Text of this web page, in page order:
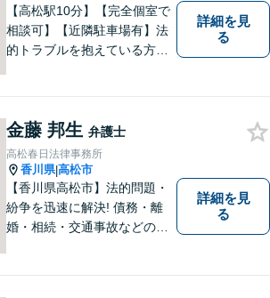
【高松駅10分】【完全個室で
相談可】【近隣駐車場有】法
的トラブルを抱えている方の
ます。お悩みの方はぜひご相
談にいらしてください。
詳細を見
る
金藤 邦生 弁護士
高松春日法律事務所
香川県|高松市
【香川県高松市】法的問題・
紛争を迅速に解決! 債務・離
婚・相続・交通事故などの問
詳細を見
る